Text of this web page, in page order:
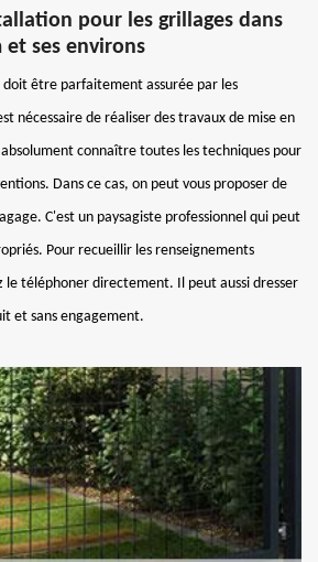
pour les grillages dans
et ses environs
être parfaitement assurée par les
nécessaire de réaliser des travaux de mise en
connaître toutes les techniques pour
Dans ce cas, on peut vous proposer de
C'est un paysagiste professionnel qui peut
Pour recueillir les renseignements
le téléphoner directement. Il peut aussi dresser
et sans engagement.